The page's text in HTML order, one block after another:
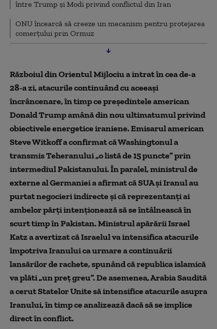
între Trump și Modi privind conflictul din Iran
ONU încearcă să creeze un mecanism pentru protejarea
comerţului prin Ormuz
Ankara menționează o posibilă întâlnire în acest
tema războiului
Iranul acceptă să „faciliteze și să accelereze” ajutorul
umanitar prin Strâmtoarea Ormuz
AIEA afirmă că nu s-a înregistrat o creștere a nivelurilor
de radiații în urma atacului israelian asupra Ardakan
Un oficial iranian: Teheranul analizează dacă să răspundă
la propunerea SUA de armistițiu
Cel puțin 20 persoane au murit în urma atacurilor
americano-israeliene din vestul Iranului, potrivit presei
de stat
Teheranul acuză încălcarea termenului dat de Donald
Trump
Iran: Închiderea Strâmtorii Ormuz pentru navele
americane și israeliene este o „măsură legitimă”
Un aliat neașteptat pentru Israel: Uganda
Portugalia propune o subvenție pentru motorină pentru
a atenua impactul războiului
Criza energetică ar putea obliga Germania să mențină
Războiul din Orientul Mijlociu a intrat în cea de-a
28-a zi, atacurile continuând cu aceeași
încrâncenare, în timp ce președintele american
Donald Trump amână din nou ultimatumul privind
obiectivele energetice iraniene. Emisarul american
Steve Witkoff a confirmat că Washingtonul a
transmis Teheranului „o listă de 15 puncte” prin
intermediul Pakistanului. În paralel, ministrul de
externe al Germaniei a afirmat că SUA și Iranul au
purtat negocieri indirecte și că reprezentanți ai
ambelor părți intenționează să se întâlnească în
scurt timp în Pakistan. Ministrul apărării Israel
Katz a avertizat că Israelul va intensifica atacurile
împotriva Iranului ca urmare a continuării
lansărilor de rachete, spunând că republica islamică
va plăti „un preț greu”. De asemenea, Arabia Saudită
a cerut Statelor Unite să intensifice atacurile asupra
Iranului, în timp ce analizează dacă să se implice
direct în conflict.